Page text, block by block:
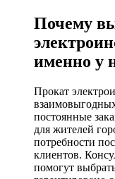
Почему
именно у
Прокат
постоянные
для жителей
потребности
клиентов.
помогут